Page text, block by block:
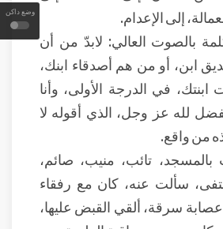
وضع داكن
إلى الإعدام.
بالصوت العالي: لابدّ من أن
ابن، أو من هم أصدقاء ابنك،
في الدرجة الأولى، وأنا
لله عز وجل، الذي أقوله لا
من واقع.
تائب، منيب، صائم،
سألت عنه، كان مع رفقاء
سرقة، ألقي القبض عليها،